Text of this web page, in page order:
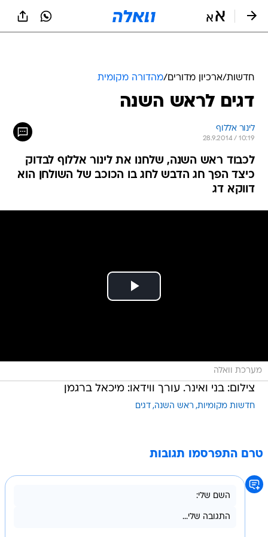
חדשות/ארכיון מדורים/מהדורה מקומית
דגים לראש השנה
לינור אללוף
28.9.2014 / 10:19
לכבוד ראש השנה, שלחנו את לינור אללוף לבדוק
כיצד הפך חג הדבש לחג בו הכוכב של השולחן הוא
דווקא דג
מערכת וואלה
צילום: בני ואינר. עורך ווידאו: מיכאל ברגמן
חדשות מקומיות ראש השנה דגים
טרם התפרסמו תגובות